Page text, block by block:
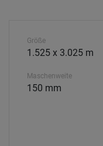
Größe
1.525 x 3.025 m
Maschenweite
150 mm